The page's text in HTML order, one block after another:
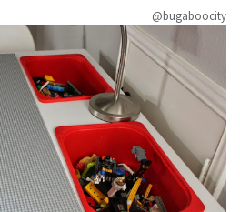
@bugaboocity